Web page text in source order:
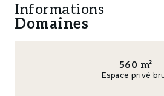
parfaite intégration avec la
environnante, cette future
distingue par ses lignes
dans les moindres détails.
Informations
Domaines
560 m²
Espace privé